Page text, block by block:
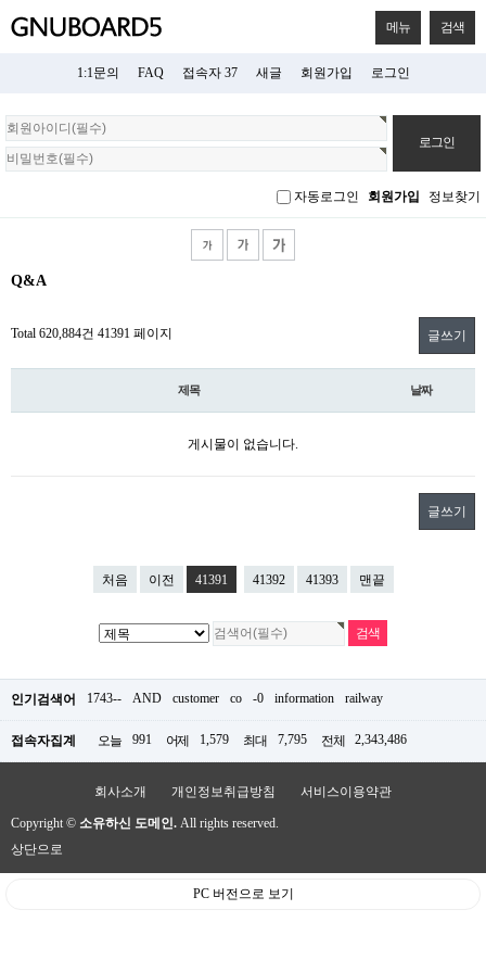
메뉴 검색
1:1문의 FAQ 접속자 37 새글 회원가입 로그인
회
원
로
자동로그인 회원가입 정보찾기
Q&A
Total 620,884건 41391 페이지 글쓰기
제목 날짜
게시물이 없습니다.
글쓰기
처음 이전 41391 41392 41393 맨끝
인기검색어 1743-- AND customer co -0 information railway
접속자집계 오늘 991 어제 1,579 최대 7,795 전체 2,343,486
회사소개 개인정보취급방침 서비스이용약관
Copyright © 소유하신 도메인. All rights reserved.
상단으로
PC 버전으로 보기